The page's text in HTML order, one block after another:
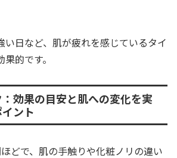
い日など、肌が疲れを感じているタイ
的です。
効果の目安と肌への変化を実
ント
どで、肌の手触りや化粧ノリの違い